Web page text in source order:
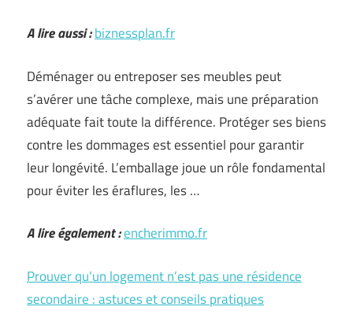
A lire aussi :biznessplan.fr
Déménager ou entreposer ses meubles peut
s’avérer une tâche complexe, mais une préparation
adéquate fait toute la différence. Protéger ses biens
contre les dommages est essentiel pour garantir
leur longévité. L’emballage joue un rôle fondamental
pour éviter les éraflures, les …
A lire également :encherimmo.fr
Prouver qu’un logement n’est pas une résidence
secondaire : astuces et conseils pratiques